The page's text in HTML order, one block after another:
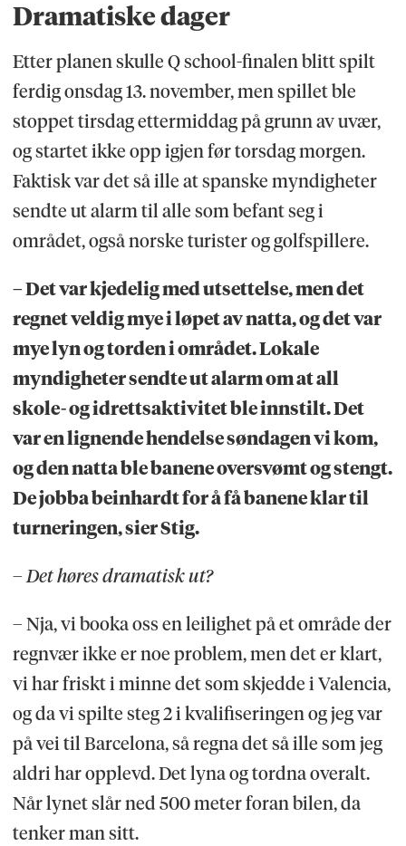
Dramatiske dager
Etter planen skulle Q school-finalen blitt spilt
ferdig onsdag 13. november, men spillet ble
stoppet tirsdag ettermiddag på grunn av uvær,
og startet ikke opp igjen før torsdag morgen.
Faktisk var det så ille at spanske myndigheter
sendte ut alarm til alle som befant seg i
området, også norske turister og golfspillere.
– Det var kjedelig med utsettelse, men det
regnet veldig mye i løpet av natta, og det var
mye lyn og torden i området. Lokale
myndigheter sendte ut alarm om at all
skole- og idrettsaktivitet ble innstilt. Det
var en lignende hendelse søndagen vi kom,
og den natta ble banene oversvømt og stengt.
De jobba beinhardt for å få banene klar til
turneringen, sier Stig.
– Det høres dramatisk ut?
– Nja, vi booka oss en leilighet på et område der
regnvær ikke er noe problem, men det er klart,
vi har friskt i minne det som skjedde i Valencia,
og da vi spilte steg 2 i kvalifiseringen og jeg var
på vei til Barcelona, så regna det så ille som jeg
aldri har opplevd. Det lyna og tordna overalt.
Når lynet slår ned 500 meter foran bilen, da
tenker man sitt.